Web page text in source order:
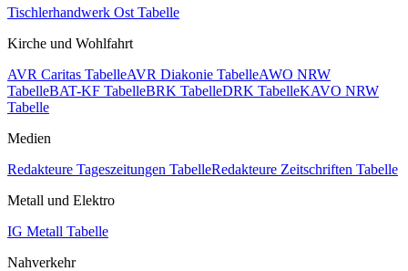
Tischlerhandwerk Ost Tabelle
Kirche und Wohlfahrt
AVR Caritas TabelleAVR Diakonie TabelleAWO NRW
TabelleBAT-KF TabelleBRK TabelleDRK TabelleKAVO NRW
Tabelle
Medien
Redakteure Tageszeitungen TabelleRedakteure Zeitschriften Tabelle
Metall und Elektro
IG Metall Tabelle
Nahverkehr